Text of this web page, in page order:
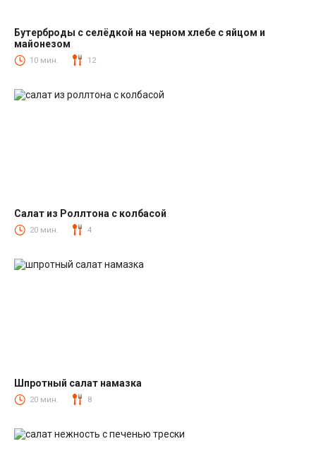
Закуски
Бутерброды с селёдкой на черном хлебе с яйцом и
майонезом
10 мин. 12
Салаты с колбасой
Салат из Роллтона с колбасой
20 мин. 4
Салаты со шпротами
Шпротный салат намазка
20 мин. 8